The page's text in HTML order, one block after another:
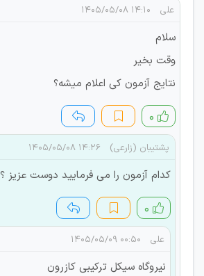
علی ۱۴:۱۰ ۱۴۰۵/۰۵/۰۸
سلام
وقت بخیر
نتایج آزمون کی اعلام میشه؟
۰
پشتیبان (زارعی) ۱۴:۲۶ ۱۴۰۵/۰۵/۰۸
کدام آزمون را می فرمایید دوست عزیز ؟
۰
علی ۰۰:۵۰ ۱۴۰۵/۰۵/۰۹
نیروگاه سیکل ترکیبی کازرون